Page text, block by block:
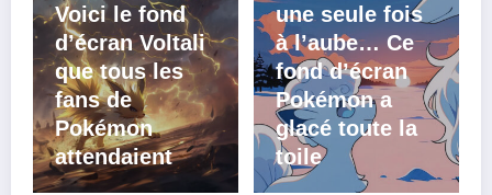
Voici le fond
d’écran Voltali
que tous les
fans de
Pokémon
attendaient
une seule fois
à l’aube… Ce
fond d’écran
Pokémon a
glacé toute la
toile